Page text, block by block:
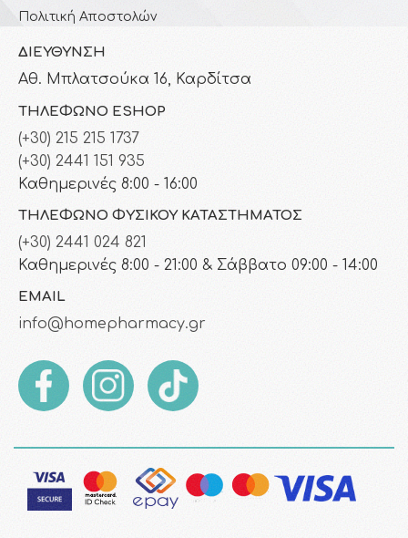
Πολιτική Αποστολών
ΔΙΕΎΘΥΝΣΗ
Αθ. Μπλατσούκα 16, Καρδίτσα
ΤΗΛΈΦΩΝΟ ESHOP
(+30) 215 215 1737
(+30) 2441 151 935
Καθημερινές 8:00 - 16:00
ΤΗΛΈΦΩΝΟ ΦΥΣΙΚΟΎ ΚΑΤΑΣΤΉΜΑΤΟΣ
(+30) 2441 024 821
Καθημερινές 8:00 - 21:00 & Σάββατο 09:00 - 14:00
EMAIL
info@homepharmacy.gr